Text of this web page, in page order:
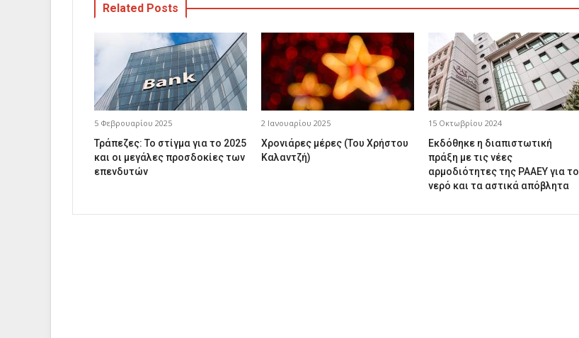
Related Posts
5 Φεβρουαρίου 2025
Τράπεζες: Το στίγμα για το 2025
και οι μεγάλες προσδοκίες των
επενδυτών
2 Ιανουαρίου 2025
Χρονιάρες μέρες (Του Χρήστου
Καλαντζή)
15 Οκτωβρίου 2024
Εκδόθηκε η διαπιστωτική
πράξη με τις νέες
αρμοδιότητες της ΡΑΑΕΥ για το
νερό και τα αστικά απόβλητα